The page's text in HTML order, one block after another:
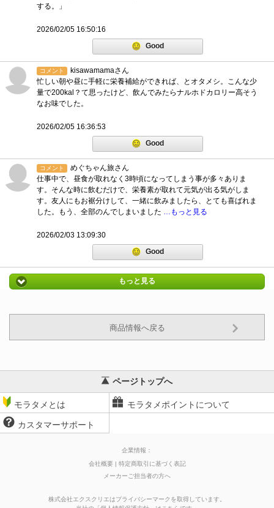
する。」
2026/02/05 16:50:16
Good
コメント
kisawamamaさん
忙しい朝や昼に手軽に栄養補給ができれば、とオタメシ。こんな少
量で200kal？て思ったけど、飲んでみたらナルホドカロリー高そう
なお味でした。
2026/02/05 16:36:53
Good
コメント
めぐちゃん旅さん
仕事中で、昼食が取れなく3時頃になってしまう事が多々ありま
す。そんな時に飲むだけで、栄養素が取れて元気が出る気がしま
す。友人にもお裾分けして、一緒に飲みましたら、とても喜ばれま
した。もう、全部のんでしまいました …もっと見る
2026/02/03 13:09:30
Good
もっと見る
商品情報へ戻る
ページトップへ
モラタメとは モラタメポイントについて
カスタマーサポート
企業情報：
会社概要
特定商取引に基づく表記
メーカーご担当者の方へ
株式会社エクスクリエはプライバシーマークを取得しています。